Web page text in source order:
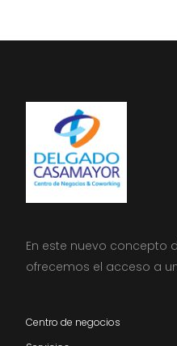
En este nuevo concepto
ofrecemos el acceso a
Centro de negocios